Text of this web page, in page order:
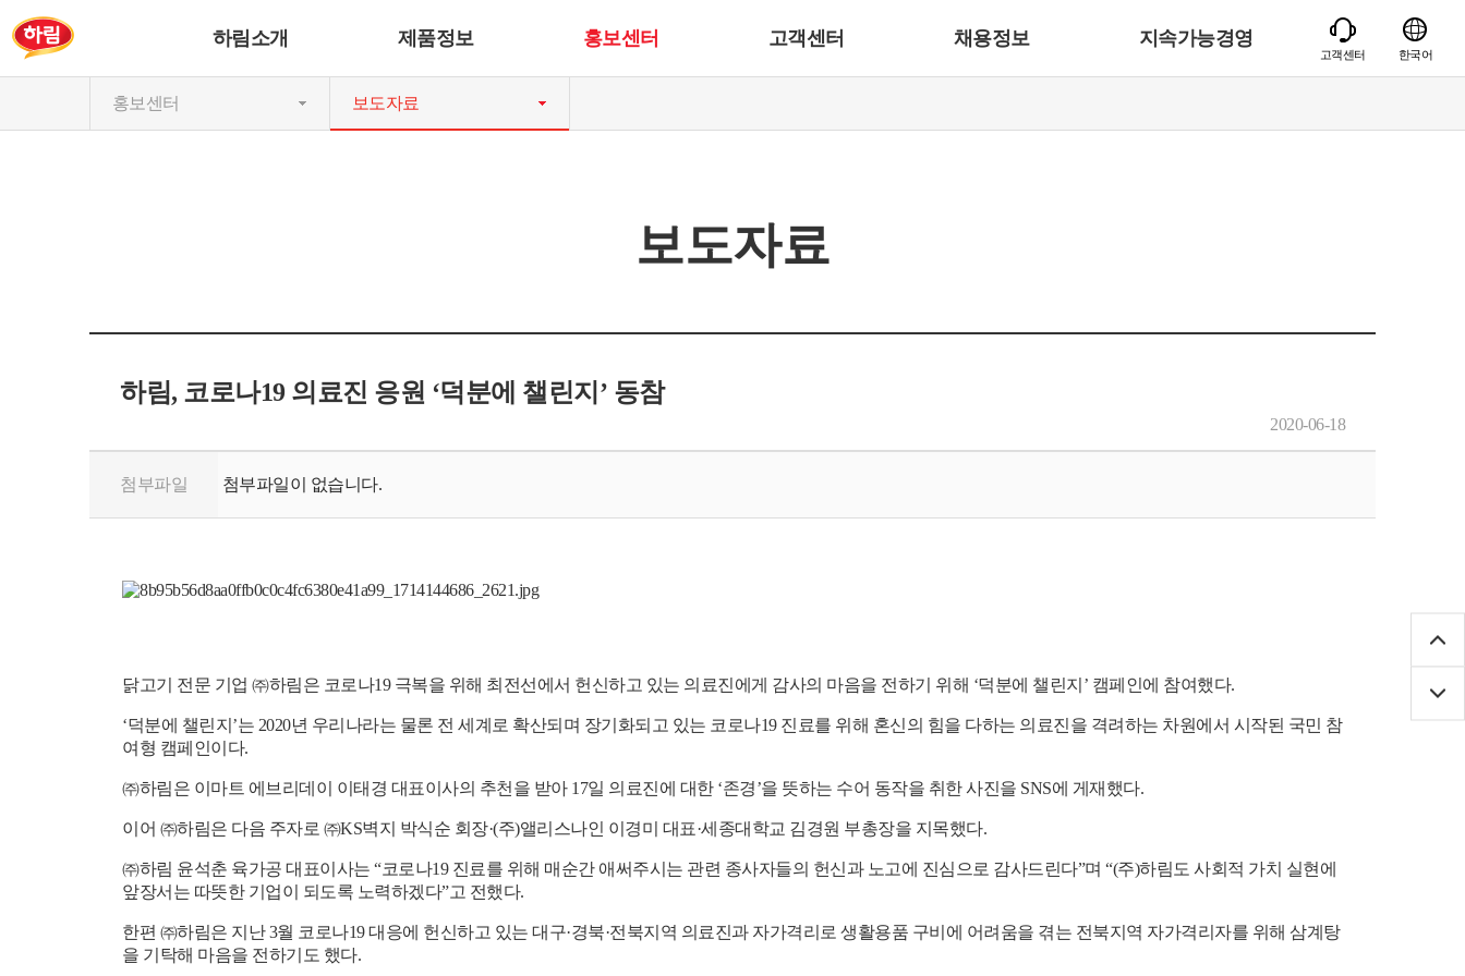
하림소개 제품정보 홍보센터 고객센터 채용정보 지속가능경영
고객센터 한국어
홍보센터 보도자료
보도자료
하림, 코로나19 의료진 응원 ‘덕분에 챌린지’ 동참
2020-06-18
첨부파일 첨부파일이 없습니다.
닭고기 전문 기업 ㈜하림은 코로나19 극복을 위해 최전선에서 헌신하고 있는 의료진에게 감사의 마음을 전하기 위해 ‘덕분에 챌린지 ’ 캠페인에 참여했다.
‘덕분에 챌린지 ’는 2020년 우리나라는 물론 전 세계로 확산되며 장기화되고 있는 코로나19 진료를 위해 혼신의 힘을 다하는 의료진을 격려하는 차원에서 시작된 국민 참
여형 캠페인이다.
㈜하림은 이마트 에브리데이 이태경 대표이사의 추천을 받아 17일 의료진에 대한 ‘존경’을 뜻하는 수어 동작을 취한 사진을 SNS에 게재했다.
이어 ㈜하림은 다음 주자로 ㈜KS벽지 박식순 회장·(주)앨리스나인 이경미 대표·세종대학교 김경원 부총장을 지목했다.
㈜하림 윤석춘 육가공 대표이사는 “코로나19 진료를 위해 매순간 애써주시는 관련 종사자들의 헌신과 노고에 진심으로 감사드린다”며 “(주)하림도 사회적 가치 실현에
앞장서는 따뜻한 기업이 되도록 노력하겠다”고 전했다.
한편 ㈜하림은 지난3월 코로나19대응에 헌신하고 있는 대구·경북·전북지역 의료진과 자가격리로 생활용품 구비에 어려움을 겪는 전북지역 자가격리자를 위해 삼계탕
을 기탁해 마음을 전하기도 했다.